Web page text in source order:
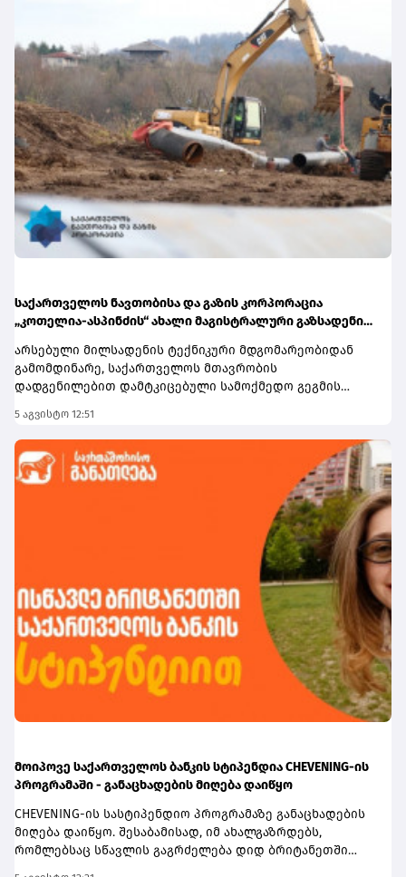
საქართველოს ნავთობისა და გაზის კორპორაცია
„კოთელია-ასპინძის“ ახალი მაგისტრალური გაზსადენის
არსებული მილსადენის ტექნიკური მდგომარეობიდან
გამომდინარე, საქართველოს მთავრობის
დადგენილებით დამტკიცებული სამოქმედო გეგმის
მშენებლობის გადაწყვეტილება მიიღო, რომელიც ძველ
ინფრასტრუქტურას სრულად ჩაანაცვლებს. პროექტზე
მომზადებულია გარემოსდაცვითი პროცედურებით
გათვალისწინებული სკოპინგისდასკვნაც. სახელმწიფო
შესყიდვების ერთიან ელექტრონულ პლატფორმაზე
შესაბამისი ტენდერის პირობები უკვე განთავსებულია.
დასრულდება.საქართველოს ნავთობისა და გაზის
კორპორაციის მიმდინარე და დაგეგმილი პროექტები,
რომლებიც მაგისტრალური გაზსადენებისა და მათი
განშტოებების დაპროექტებასა და მშენებლობას
მოიცავს, მნიშვნელოვნად შეუწყობს ხელს სისტემის
გამტარუნარიანობის გაზრდას, მის სტაბილურ
ფუნქციონირებას, მოსახლეობისა და სტრატეგიული
ობიექტების უწყვეტ გაზმომარაგებას.
5 აგვისტო 12:51
მოიპოვე საქართველოს ბანკის სტიპენდია CHEVENING-ის
პროგრამაში - განაცხადების მიღება დაიწყო
CHEVENING-ის სასტიპენდიო პროგრამაზე განაცხადების
მიღება დაიწყო. შესაბამისად, იმ ახალგაზრდებს,
რომლებსაც სწავლის გაგრძელება დიდ ბრიტანეთში